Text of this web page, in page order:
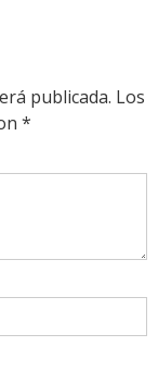
publicada. Los
*